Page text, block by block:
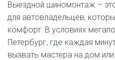
Выездной шиномонтаж –
для автовладельцев,
комфорт. В условиях
Петербург, где каждая
вызвать мастера на дом